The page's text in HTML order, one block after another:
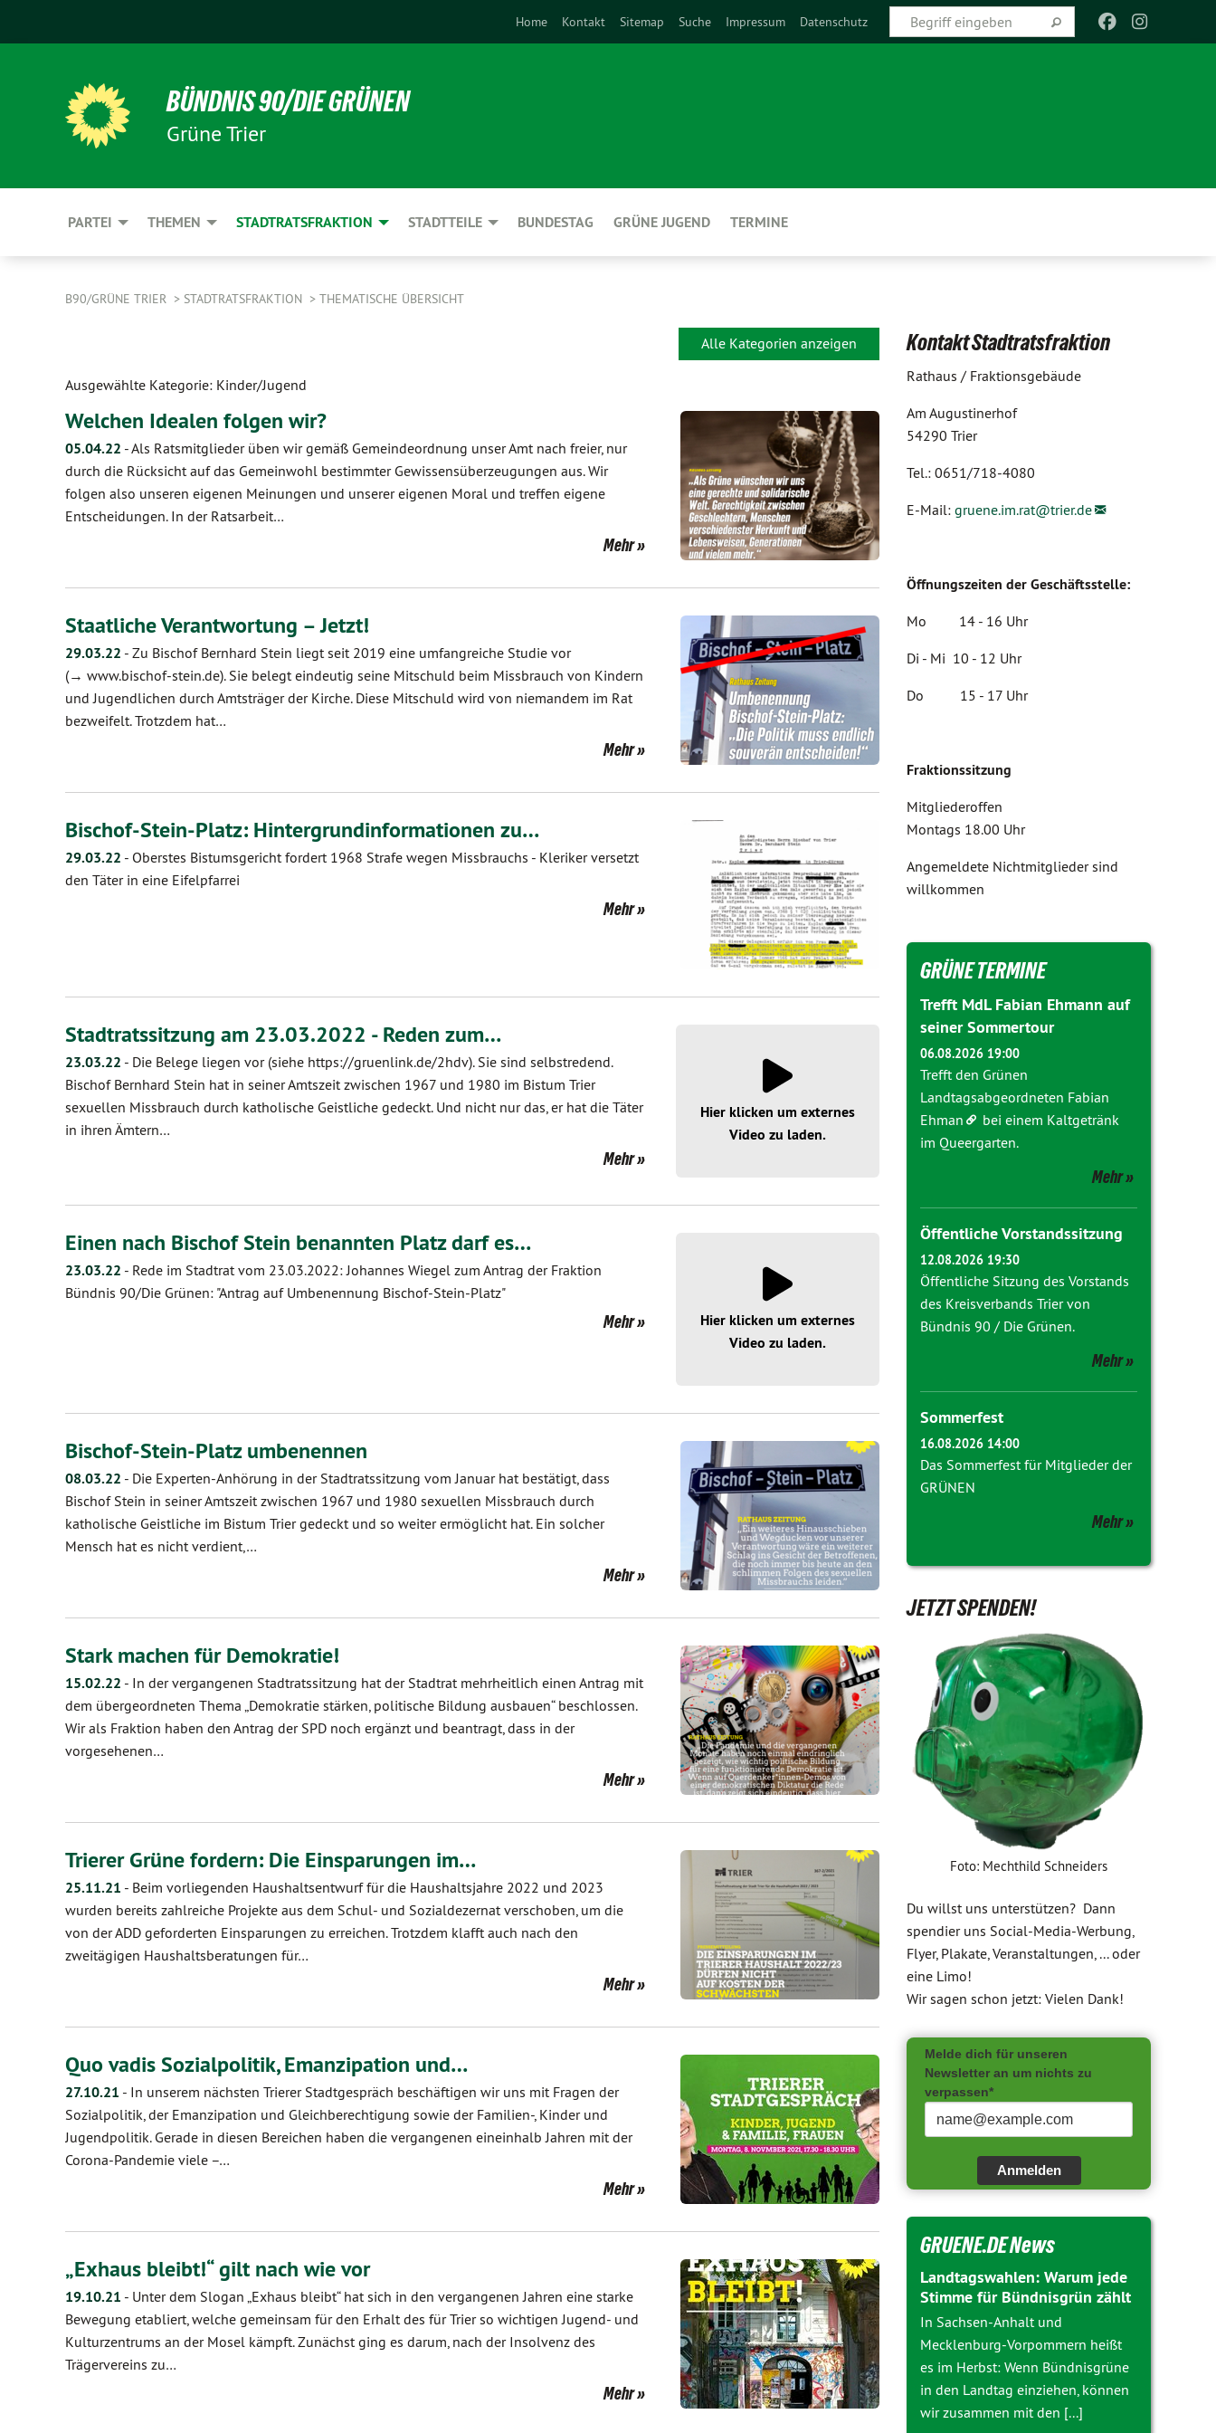
Home Kontakt Sitemap Suche Impressum Datenschutz
BÜNDNIS 90/DIE GRÜNEN
Grüne Trier
PARTEI THEMEN STADTRATSFRAKTION STADTTEILE BUNDESTAG GRÜNE JUGEND TERMINE
B90/GRÜNE TRIER STADTRATSFRAKTION THEMATISCHE ÜBERSICHT
Alle Kategorien anzeigen
Ausgewählte Kategorie: Kinder/Jugend
Welchen Idealen folgen wir?
05.04.22 -Als Ratsmitglieder üben wir gemäß Gemeindeordnung unser Amt nach freier, nur
durch die Rücksicht auf das Gemeinwohl bestimmter Gewissensüberzeugungen aus. Wir
folgen also unseren eigenen Meinungen und unserer eigenen Moral und treffen eigene
Entscheidungen. In der Ratsarbeit…
Mehr
Staatliche Verantwortung – Jetzt!
29.03.22 - Zu Bischof Bernhard Stein liegt seit 2019 eine umfangreiche Studie vor
(→ www.bischof-stein.de). Sie belegt eindeutig seine Mitschuld beim Missbrauch von Kindern
und Jugendlichen durch Amtsträger der Kirche. Diese Mitschuld wird von niemandem im Rat
bezweifelt. Trotzdem hat…
Mehr
Bischof-Stein-Platz: Hintergrundinformationen zu…
29.03.22 - Oberstes Bistumsgericht fordert 1968 Strafe wegen Missbrauchs - Kleriker versetzt
den Täter in eine Eifelpfarrei
Mehr
Stadtratssitzung am 23.03.2022 - Reden zum…
23.03.22 - Die Belege liegen vor (siehe https://gruenlink.de/2hdv). Sie sind selbstredend.
Bischof Bernhard Stein hat in seiner Amtszeit zwischen 1967 und 1980 im Bistum Trier
sexuellen Missbrauch durch katholische Geistliche gedeckt. Und nicht nur das, er hat die Täter
in ihren Ämtern…
Mehr
Hier klicken um externes
Video zu laden.
Einen nach Bischof Stein benannten Platz darf es…
23.03.22 - Rede im Stadtrat vom 23.03.2022: Johannes Wiegel zum Antrag der Fraktion
Bündnis 90/Die Grünen: "Antrag auf Umbenennung Bischof-Stein-Platz"
Mehr
Hier klicken um externes
Video zu laden.
Bischof-Stein-Platz umbenennen
08.03.22 - Die Experten-Anhörung in der Stadtratssitzung vom Januar hat bestätigt, dass
Bischof Stein in seiner Amtszeit zwischen 1967 und 1980 sexuellen Missbrauch durch
katholische Geistliche im Bistum Trier gedeckt und so weiter ermöglicht hat. Ein solcher
Mensch hat es nicht verdient,…
Mehr
Stark machen für Demokratie!
15.02.22 - In der vergangenen Stadtratssitzung hat der Stadtrat mehrheitlich einen Antrag mit
dem übergeordneten Thema „Demokratie stärken, politische Bildung ausbauen“ beschlossen.
Wir als Fraktion haben den Antrag der SPD noch ergänzt und beantragt, dass in der
vorgesehenen…
Mehr
Trierer Grüne fordern: Die Einsparungen im…
25.11.21 - Beim vorliegenden Haushaltsentwurf für die Haushaltsjahre 2022 und 2023
wurden bereits zahlreiche Projekte aus dem Schul- und Sozialdezernat verschoben, um die
von der ADD geforderten Einsparungen zu erreichen. Trotzdem klafft auch nach den
zweitägigen Haushaltsberatungen für…
Mehr
Quo vadis Sozialpolitik, Emanzipation und…
27.10.21 - In unserem nächsten Trierer Stadtgespräch beschäftigen wir uns mit Fragen der
Sozialpolitik, der Emanzipation und Gleichberechtigung sowie der Familien-, Kinder und
Jugendpolitik. Gerade in diesen Bereichen haben die vergangenen eineinhalb Jahren mit der
Corona-Pandemie viele –…
Mehr
„Exhaus bleibt!“ gilt nach wie vor
19.10.21 - Unter dem Slogan „Exhaus bleibt“ hat sich in den vergangenen Jahren eine starke
Bewegung etabliert, welche gemeinsam für den Erhalt des für Trier so wichtigen Jugend- und
Kulturzentrums an der Mosel kämpft. Zunächst ging es darum, nach der Insolvenz des
Trägervereins zu…
Mehr
Kontakt Stadtratsfraktion
Rathaus / Fraktionsgebäude
Am Augustinerhof
54290 Trier
Tel.: 0651/718-4080
E-Mail: gruene.im.rat@trier.de
Öffnungszeiten der Geschäftsstelle:
Mo 14 - 16 Uhr
Di - Mi 10 - 12 Uhr
Do 15 - 17 Uhr
Fraktionssitzung
Mitgliederoffen
Montags 18.00 Uhr
Angemeldete Nichtmitglieder sind
willkommen
GRÜNE TERMINE
Trefft MdL Fabian Ehmann auf
seiner Sommertour
06.08.2026 19:00
Trefft den Grünen
Landtagsabgeordneten Fabian
Ehman
bei einem Kaltgetränk
im Queergarten.
Mehr
Öffentliche Vorstandssitzung
12.08.2026 19:30
Öffentliche Sitzung des Vorstands
des Kreisverbands Trier von
Bündnis 90 / Die Grünen.
Mehr
Sommerfest
16.08.2026 14:00
Das Sommerfest für Mitglieder der
GRÜNEN
Mehr
JETZT SPENDEN!
Foto: Mechthild Schneiders
Du willst uns unterstützen? Dann
spendier uns Social-Media-Werbung,
Flyer, Plakate, Veranstaltungen, ... oder
eine Limo!
Wir sagen schon jetzt: Vielen Dank!
Melde dich für unseren
Newsletter an um nichts zu
verpassen*
Anmelden
GRUENE.DE News
Landtagswahlen: Warum jede
Stimme für Bündnisgrün zählt
In Sachsen-Anhalt und
Mecklenburg-Vorpommern heißt
es im Herbst: Wenn Bündnisgrüne
in den Landtag einziehen, können
wir zusammen mit den [...]